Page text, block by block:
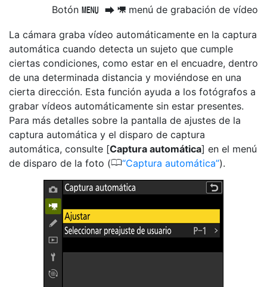
Botón G U 1 menú de grabación de vídeo
La cámara graba vídeo automáticamente en la captura
automática cuando detecta un sujeto que cumple
ciertas condiciones, como estar en el encuadre, dentro
de una determinada distancia y moviéndose en una
cierta dirección. Esta función ayuda a los fotógrafos a
grabar vídeos automáticamente sin estar presentes.
Para más detalles sobre la pantalla de ajustes de la
captura automática y el disparo de captura
automática, consulte [Captura automática] en el menú
de disparo de la foto (0 Captura automática ).